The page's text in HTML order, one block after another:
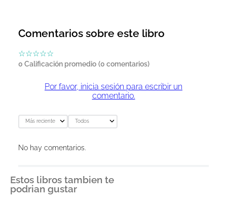
Comentarios sobre este libro
☆☆☆☆☆
0 Calificación promedio (0 comentarios)
Por favor, inicia sesión para escribir un
comentario.
Más reciente Todos
No hay comentarios.
Estos libros tambien te
podrian gustar